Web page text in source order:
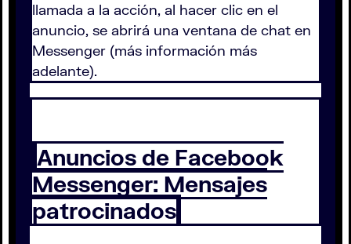
llamada a la acción, al hacer clic en el
anuncio, se abrirá una ventana de chat en
Messenger (más información más
adelante).
Anuncios de Facebook
Messenger: Mensajes
patrocinados